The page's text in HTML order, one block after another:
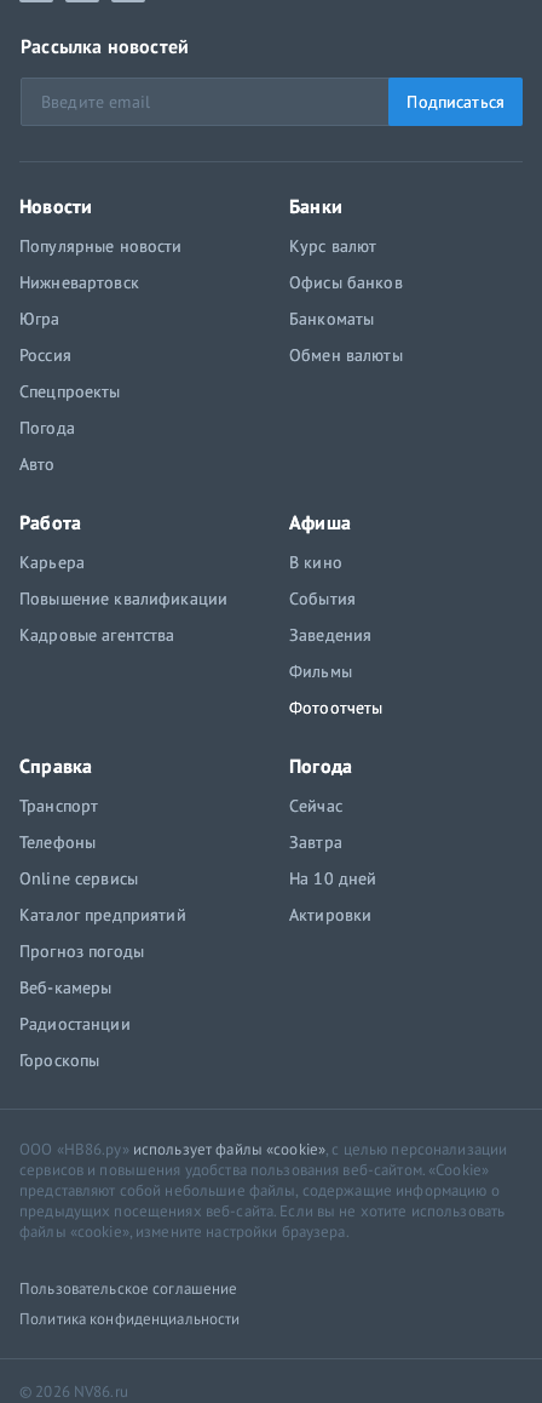
Рассылка новостей
Подписаться
Новости
Популярные новости
Нижневартовск
Югра
Россия
Спецпроекты
Погода
Авто
Банки
Курс валют
Офисы банков
Банкоматы
Обмен валюты
Работа
Карьера
Повышение квалификации
Кадровые агентства
Афиша
В кино
События
Заведения
Фильмы
Фотоотчеты
Справка
Транспорт
Телефоны
Online сервисы
Каталог предприятий
Прогноз погоды
Веб-камеры
Радиостанции
Гороскопы
Погода
Сейчас
Завтра
На 10 дней
Актировки
ООО «НВ86.ру» использует файлы «cookie», с целью персонализации
сервисов и повышения удобства пользования веб-сайтом. «Cookie»
представляют собой небольшие файлы, содержащие информацию о
предыдущих посещениях веб-сайта. Если вы не хотите использовать
файлы «cookie», измените настройки браузера.
Пользовательское соглашение
Политика конфиденциальности
© 2026 NV86.ru